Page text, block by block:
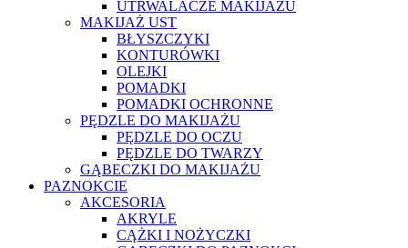
UTRWALACZE MAKIJAŻU
MAKIJAŻ UST
BŁYSZCZYKI
KONTURÓWKI
OLEJKI
POMADKI
POMADKI OCHRONNE
PĘDZLE DO MAKIJAŻU
PĘDZLE DO OCZU
PĘDZLE DO TWARZY
GĄBECZKI DO MAKIJAŻU
PAZNOKCIE
AKCESORIA
AKRYLE
CĄŻKI I NOŻYCZKI